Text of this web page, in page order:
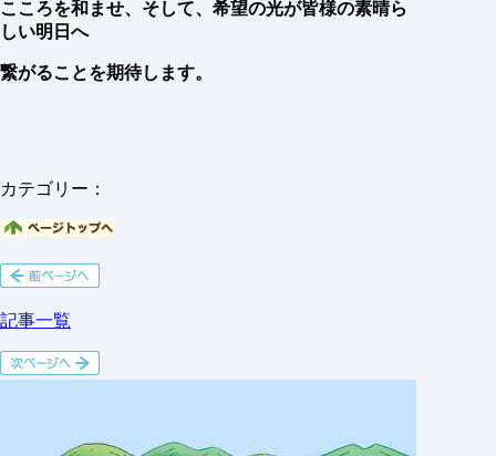
こころを和ませ、そして、 希望の光が皆様の素晴ら
しい明日へ
繋がることを期待します。
カテゴリー：
記事一覧